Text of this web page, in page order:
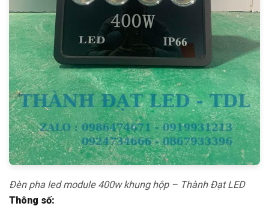
Đèn pha led module 400w khung hộp – Thành Đạt LED
Thông số: